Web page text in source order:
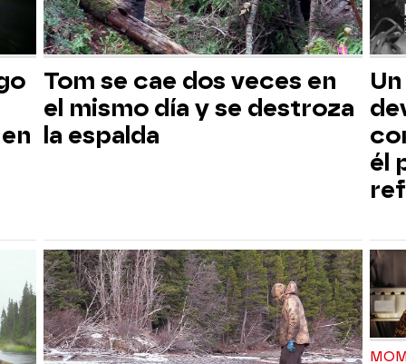
Tom se cae dos veces en
el mismo día y se destroza
la espalda
él